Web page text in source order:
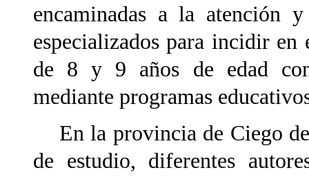
encaminadas a la atención
especializados para incidir
de 8 y 9 años de edad con
mediante programas
En la provincia de Ciego
de estudio, diferentes